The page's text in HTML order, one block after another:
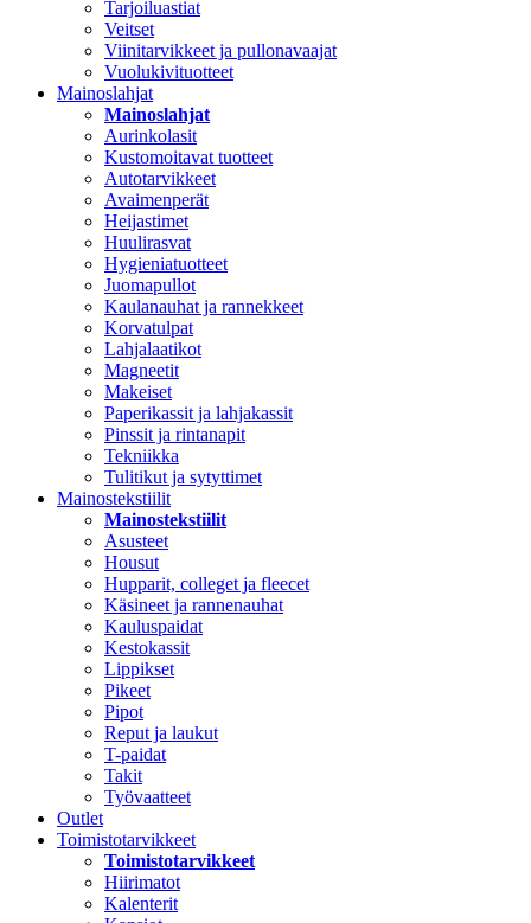
Tarjoiluastiat
Veitset
Viinitarvikkeet ja pullonavaajat
Vuolukivituotteet
Mainoslahjat
Mainoslahjat
Aurinkolasit
Kustomoitavat tuotteet
Autotarvikkeet
Avaimenperät
Heijastimet
Huulirasvat
Hygieniatuotteet
Juomapullot
Kaulanauhat ja rannekkeet
Korvatulpat
Lahjalaatikot
Magneetit
Makeiset
Paperikassit ja lahjakassit
Pinssit ja rintanapit
Tekniikka
Tulitikut ja sytyttimet
Mainostekstiilit
Mainostekstiilit
Asusteet
Housut
Hupparit, colleget ja fleecet
Käsineet ja rannenauhat
Kauluspaidat
Kestokassit
Lippikset
Pikeet
Pipot
Reput ja laukut
T-paidat
Takit
Työvaatteet
Outlet
Toimistotarvikkeet
Toimistotarvikkeet
Hiirimatot
Kalenterit